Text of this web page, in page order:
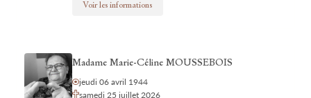
Voir les informations
Madame Marie-Céline MOUSSEBOIS
jeudi 06 avril 1944
samedi 25 juillet 2026